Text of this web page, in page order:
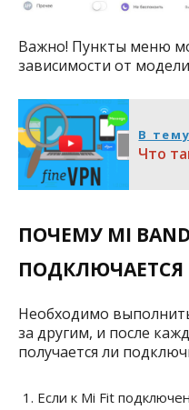
Важно! Пункты меню
зависимости от
В тему
Что
ПОЧЕМУ MI
ПОДКЛЮЧАЕТСЯ
Необходимо
за другим, и после
получается ли
Если к Mi Fit